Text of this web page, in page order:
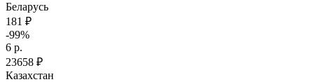
Беларусь
181 ₽
-99%
6 р.
23658 ₽
Казахстан